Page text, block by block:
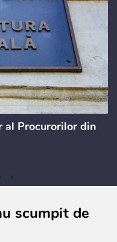
al Procurorilor din
scumpit de